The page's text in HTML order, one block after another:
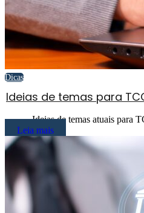
Dicas
Ideias de temas para
Ideias de temas atuais para
Leia mais